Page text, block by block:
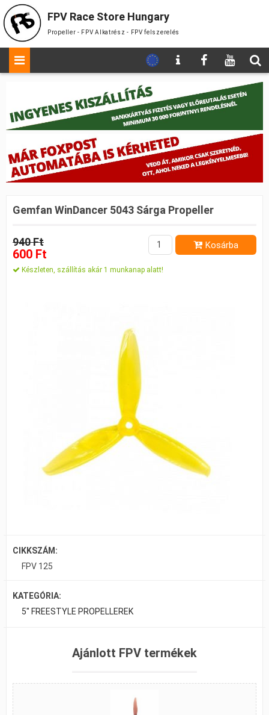
FPV Race Store Hungary
Propeller - FPV Alkatrész - FPV felszerelés
Gemfan WinDancer 5043 Sárga Propeller
940 Ft
600 Ft
Kosárba
Készleten, szállítás akár 1 munkanap alatt!
CIKKSZÁM:
FPV 125
KATEGÓRIA:
5" FREESTYLE PROPELLEREK
Ajánlott FPV termékek